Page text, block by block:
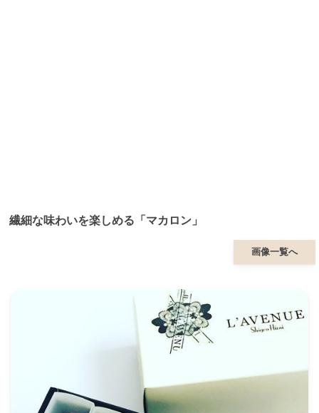
繊細な味わいを楽しめる「マカロン」
画像一覧へ